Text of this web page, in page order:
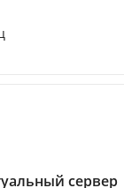
сервер